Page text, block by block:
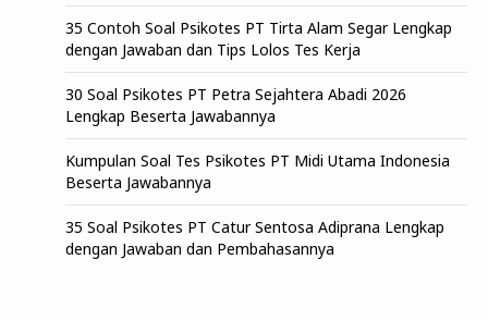
35 Contoh Soal Psikotes PT Tirta Alam Segar Lengkap
dengan Jawaban dan Tips Lolos Tes Kerja
30 Soal Psikotes PT Petra Sejahtera Abadi 2026
Lengkap Beserta Jawabannya
Kumpulan Soal Tes Psikotes PT Midi Utama Indonesia
Beserta Jawabannya
35 Soal Psikotes PT Catur Sentosa Adiprana Lengkap
dengan Jawaban dan Pembahasannya